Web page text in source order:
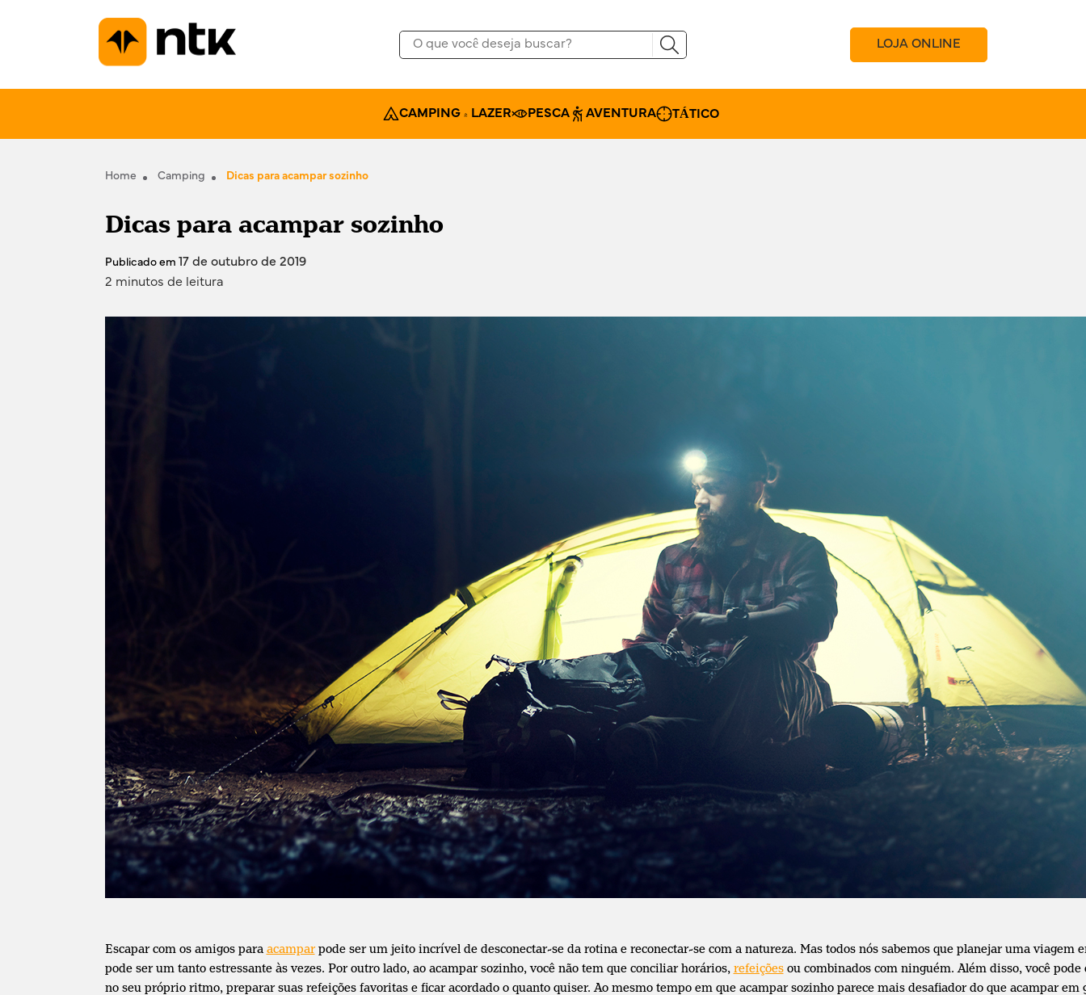
LOJA ONLINE
CAMPING & LAZER PESCA AVENTURA TÁTICO
Home Camping Dicas para acampar sozinho
Dicas para acampar sozinho
Publicado em
17 de outubro de 2019
2 minutos de leitura
Escapar com os amigos para acamparpode ser um jeito incrível de desconectar-se da rotina e reconectar-se com a natureza. Mas todos nós sabemos que planejar uma viagem
pode ser um tanto estressante às vezes. Por outro lado, ao acampar sozinho, você não tem que conciliar horários, refeiçõesou combinados com ninguém. Além disso, você pode
no seu próprio ritmo, preparar suas refeições favoritas e ficar acordado o quanto quiser. Ao mesmo tempo em que acampar sozinho parece mais desafiador do que acampar em